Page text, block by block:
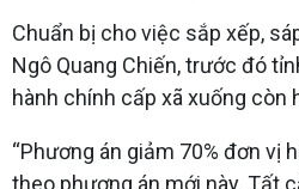
Chuẩn bị cho việc sắp xếp,
Ngô Quang Chiến, trước đó
hành chính cấp xã xuống còn
“Phương án giảm 70% đơn vị
theo phương án mới này. Tất